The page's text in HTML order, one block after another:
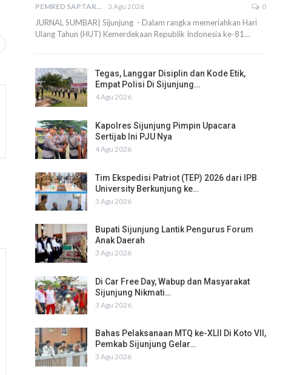
PEMRED SAPTARIUS 3 Agu 2026 0
JURNAL SUMBAR| Sijunjung - Dalam rangka memeriahkan Hari
Ulang Tahun (HUT) Kemerdekaan Republik Indonesia ke-81…
Tegas, Langgar Disiplin dan Kode Etik,
Empat Polisi Di Sijunjung…
4 Agu 2026
Kapolres Sijunjung Pimpin Upacara
Sertijab Ini PJU Nya
4 Agu 2026
Tim Ekspedisi Patriot (TEP) 2026 dari IPB
University Berkunjung ke…
3 Agu 2026
Bupati Sijunjung Lantik Pengurus Forum
Anak Daerah
3 Agu 2026
Di Car Free Day, Wabup dan Masyarakat
Sijunjung Nikmati…
3 Agu 2026
Bahas Pelaksanaan MTQ ke-XLII Di Koto VII,
Pemkab Sijunjung Gelar…
3 Agu 2026